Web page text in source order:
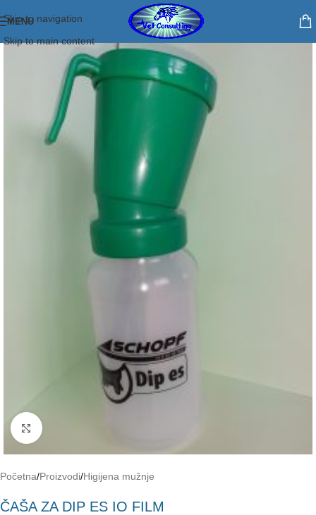
Skip to navigation
Skip to main content
MENU
Click to enlarge
Početna/Proizvodi/Higijena mužnje
ČAŠA ZA DIP ES IO FILM